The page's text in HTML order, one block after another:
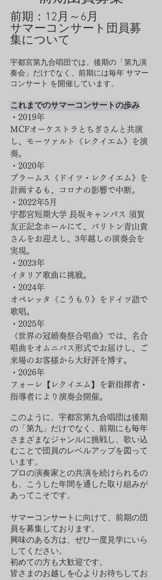
前期：12月～6月
サマーコンサート団員募
集について
宇都宮第九合唱団では、後期の「第九演
奏会」だけでなく、前期には毎年 サマー
コンサート を開催しています。
これまでのサマーコンサートの歩み
​・2019年
MCFオーケストラとちぎさんと共演
し、モーツァルト《レクイエム》を演
奏。
・2020年
ブラームス《ドイツ・レクイエム》を
計画するも、コロナの影響で中断。
・2022年5月
宇都宮短期大学 長坂キャンパス 須賀
友正記念ホールにて、バリトン青山貴
さんをお迎えし、3年越しの演奏会を
実現。
・2023年
イタリア歌曲に挑戦。
・2024年
オペレッタ《こうもり》をドイツ語で
歌唱。
・2025年
《世界の冠婚奏祭合唱曲》では、名合
唱曲をオムニバス形式でお届けし、ご
来場のお客様から大好評を博す。​
・2026年
​フォーレ【レクイエム】を新指揮者・
指導者により演奏会開催。
このように、宇都宮第九合唱団は後期
の「第九」だけでなく、前期にも毎年
さまざまなジャンルに挑戦し、歌い込
むことで団員のレベルアップを図って
います。
プロの演奏家との共演を続けられるの
も、こうした年間を通した取り組みが
あってこそです。
サマーコンサートに向けて、前期の団
員を募集しております。
興味のある方は、ぜひ一度見学にいら
してください。
初めての方も大歓迎です。
皆さまのお越しを心よりお待ちしてお